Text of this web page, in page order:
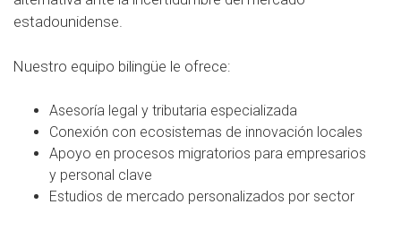
estadounidense.
Nuestro equipo bilingüe le ofrece:
Asesoría legal y tributaria especializada
Conexión con ecosistemas de innovación locales
Apoyo en procesos migratorios para empresarios
y personal clave
Estudios de mercado personalizados por sector